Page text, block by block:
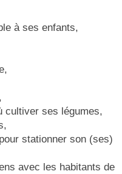
à ses enfants,
cultiver ses légumes,
stationner son (ses)
avec les habitants de